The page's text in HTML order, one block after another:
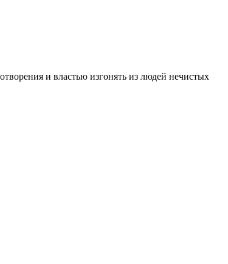
и властью изгонять из людей нечистых